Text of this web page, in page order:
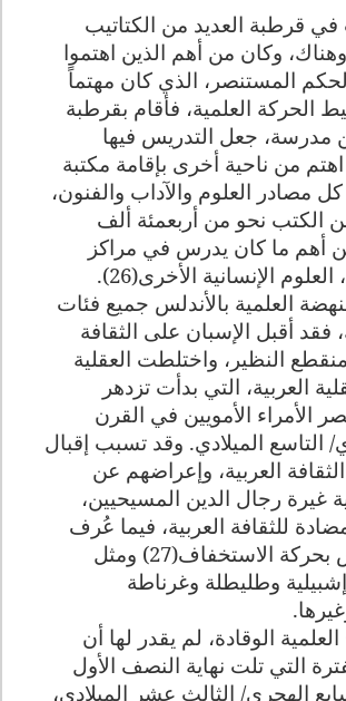
قرطبة العديد من الكتاتيب
وكان من أهم الذين اهتموا
المستنصر، الذي كان مهتماً
الحركة العلمية، فأقام بقرطبة
مدرسة، جعل التدريس فيها
من ناحية أخرى بإقامة مكتبة
مصادر العلوم والآداب والفنون،
الكتب نحو من أربعمئة ألف
ومن أهم ما كان يدرس في مراكز
الإنسانية الأخرى(26).
العلمية بالأندلس جميع فئات
فقد أقبل الإسبان على الثقافة
منقطع النظير، واختلطت العقلية
العربية، التي بدأت تزدهر
الأمراء الأمويين في القرن
التاسع الميلادي. وقد تسبب إقبال
العربية، وإعراضهم عن
غيرة رجال الدين المسيحيين،
للثقافة العربية، فيما عُرف
بتاريخ الأندلس بحركة الاستخفاف(27) ومثل
وطليطلة وغرناطة
الوقادة، لم يقدر لها أن
التي تلت نهاية النصف الأول
الهجري/ الثالث عشر الميلادي،